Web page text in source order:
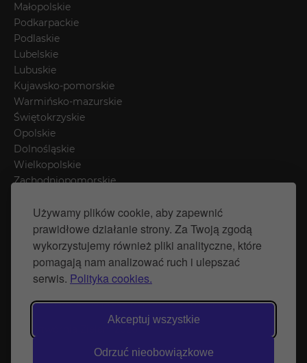
Używamy plików cookie, aby zapewnić
prawidłowe działanie strony. Za Twoją zgodą
wykorzystujemy również pliki analityczne, które
pomagają nam analizować ruch i ulepszać
serwis. Polityka cookies.
Akceptuj wszystkie
Odrzuć nieobowiązkowe
Małopolskie
Podkarpackie
Podlaskie
Lubelskie
Lubuskie
Kujawsko-pomorskie
Warmińsko-mazurskie
Świętokrzyskie
Opolskie
Dolnośląskie
Wielkopolskie
Zachodniopomorskie
Mazowieckie
Śląskie
© Wytwórnia Zieleni 2026
Polityka prywatności
Polityka Cookies
Strona stworzona przez Naprawimyfirme.pl